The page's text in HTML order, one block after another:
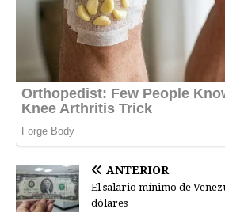
ANTERIOR
El salario mínimo de
dólares